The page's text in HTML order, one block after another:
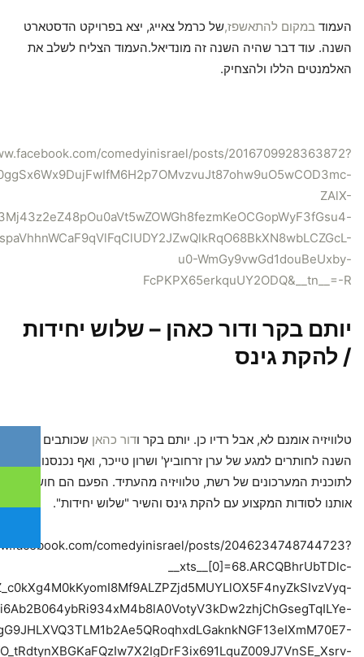
העמוד במקום להתאשפז,של כרמל צאייג, יצא בפרויקט הדסטארט
השנה. עוד דבר שהיה השנה זה מונדיאל.העמוד הצליח לשלב את
האלמנטים הללו ולהצחיק.
comedyinisrael/posts/2016709928363872?
ZAlX-
u0-WmGy9vwGd1douBeUxby-
FcPKPX65erkquUY2ODQ&__tn__=-R
יותם בקר ודור כאהן – שלוש יחידות
/ להקת גינס
טלוויזיה אומנם לא, אבל רדיו כן. יותם בקר ודור כהאן שכותבים
השנה לחותרים למגע של ערן זרחוביץ' ושרון טייכר, ואף נכנסנו
לתוכנית המערכונים של רשת, טלוויזיה מהעתיד. הפעם הם חושפים
אותנו לסודות המקצוע עם להקת גינס והשיר "שלוש יחידות".
comedyinisrael/posts/2046234748744723?
__xts__[0]=68.ARCQBhrUbTDlc-